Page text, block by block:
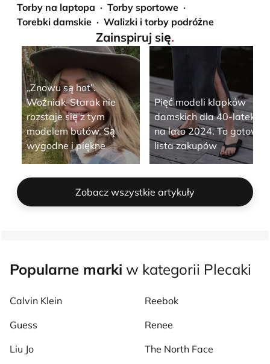
Torby na laptopa
Torby sportowe
Torebki damskie
Walizki i torby podróżne
Zainspiruj się.
„Znowu są hot”.
Woźniak-Starak nie
rozstaje się z tym
modelem butów. Są
wygodne i piękne
Pięć modeli klapków
damskich dla 40-latek
na lato 2024. To gotowa
lista zakupów
Zobacz wszystkie artykuły
Popularne marki w kategorii Plecaki
Calvin Klein
Guess
Liu Jo
Reebok
Renee
The North Face